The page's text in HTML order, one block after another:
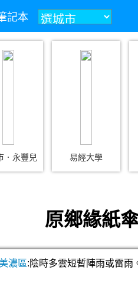
記本
．永豐兒 易經大學
原鄉緣紙
濃區:陰時多雲短暫陣雨或雷雨